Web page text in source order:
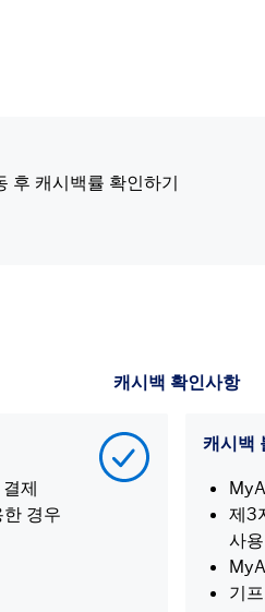
후 캐시백률 확인하기
캐시백 확인사항
제
경우
캐시백
제3
사
기